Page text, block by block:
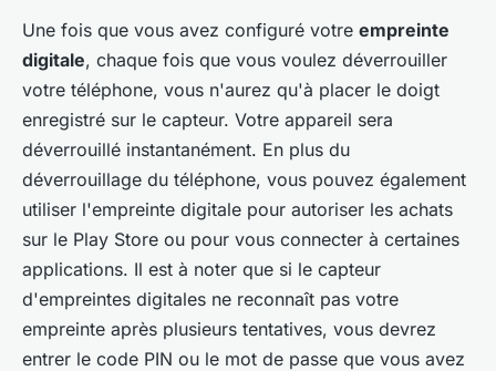
Une fois que vous avez configuré votre empreinte
digitale, chaque fois que vous voulez déverrouiller
votre téléphone, vous n'aurez qu'à placer le doigt
enregistré sur le capteur. Votre appareil sera
déverrouillé instantanément. En plus du
déverrouillage du téléphone, vous pouvez également
utiliser l'empreinte digitale pour autoriser les achats
sur le Play Store ou pour vous connecter à certaines
applications. Il est à noter que si le capteur
d'empreintes digitales ne reconnaît pas votre
empreinte après plusieurs tentatives, vous devrez
entrer le code PIN ou le mot de passe que vous avez